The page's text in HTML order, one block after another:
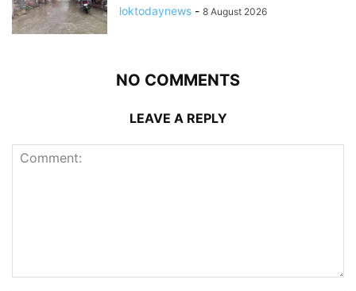
loktodaynews - 8 August 2026
NO COMMENTS
LEAVE A REPLY